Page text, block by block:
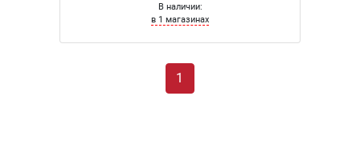
В наличии:
в 1 магазинах
1